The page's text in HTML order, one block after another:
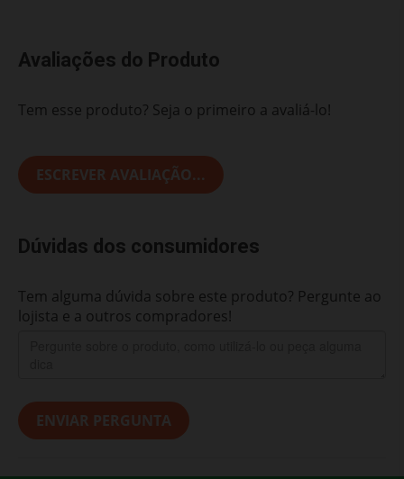
Avaliações do Produto
Tem esse produto? Seja o primeiro a avaliá-lo!
ESCREVER AVALIAÇÃO...
Dúvidas dos consumidores
Tem alguma dúvida sobre este produto? Pergunte ao
lojista e a outros compradores!
ENVIAR PERGUNTA